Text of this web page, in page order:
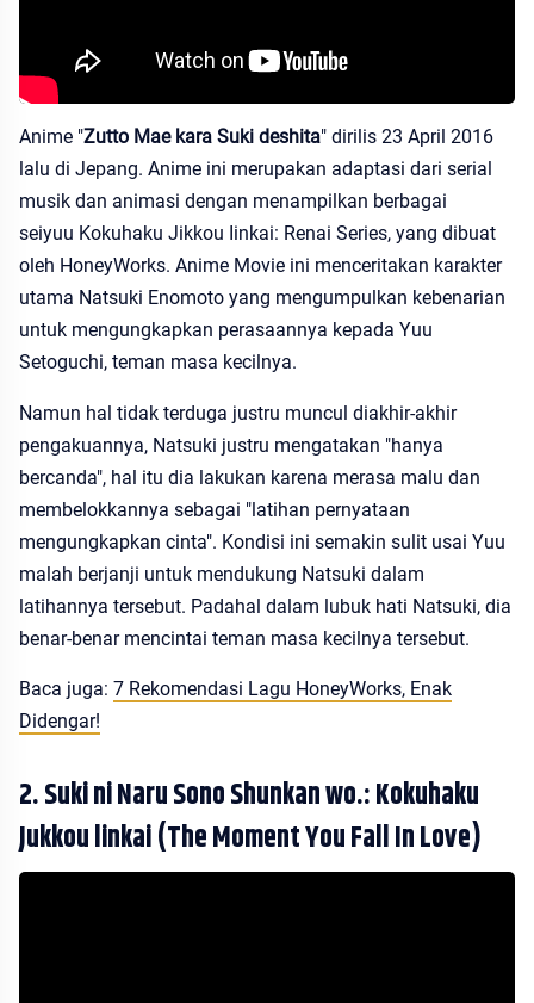
Anime "Zutto Mae kara Suki deshita" dirilis 23 April 2016
lalu di Jepang. Anime ini merupakan adaptasi dari serial
musik dan animasi dengan menampilkan berbagai
seiyuu Kokuhaku Jikkou Iinkai: Renai Series, yang dibuat
oleh HoneyWorks. Anime Movie ini menceritakan karakter
utama Natsuki Enomoto yang mengumpulkan kebenarian
untuk mengungkapkan perasaannya kepada Yuu
Setoguchi, teman masa kecilnya.
Namun hal tidak terduga justru muncul diakhir-akhir
pengakuannya, Natsuki justru mengatakan "hanya
bercanda", hal itu dia lakukan karena merasa malu dan
membelokkannya sebagai "latihan pernyataan
mengungkapkan cinta". Kondisi ini semakin sulit usai Yuu
malah berjanji untuk mendukung Natsuki dalam
latihannya tersebut. Padahal dalam lubuk hati Natsuki, dia
benar-benar mencintai teman masa kecilnya tersebut.
Baca juga: 7 Rekomendasi Lagu HoneyWorks, Enak
Didengar!
2. Suki ni Naru Sono Shunkan wo.: Kokuhaku
Jukkou linkai (The Moment You Fall In Love)